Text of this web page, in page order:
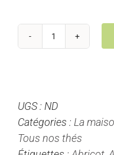
quantité
-
Thé
noir
UGS : ND
Catégories : La
Tous nos thés